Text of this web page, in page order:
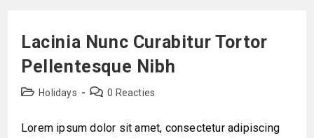
Lacinia Nunc Curabitur Tortor
Pellentesque Nibh
Holidays 0 Reacties
Lorem ipsum dolor sit amet, consectetur adipiscing